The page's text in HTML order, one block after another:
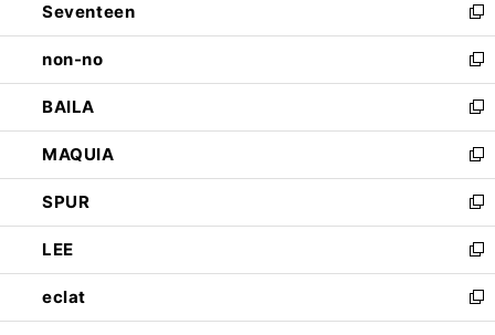
く
で
開
く
ド
ウ
で
開
く
Seventeen
新
し
い
ウ
ィ
ン
ド
ウ
で
開
く
non-no
新
し
い
ウ
ィ
ン
ド
ウ
で
開
く
BAILA
新
し
い
ウ
ィ
ン
ド
ウ
で
開
MAQUIA
新
し
い
ウ
ィ
ン
ド
ウ
SPUR
新
し
い
ウ
ィ
ン
LEE
新
し
い
ウ
eclat
新
し